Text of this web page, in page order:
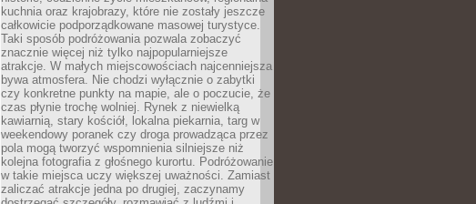
kuchnia oraz krajobrazy, które nie zostały jeszcze
całkowicie podporządkowane masowej turystyce.
Taki sposób podróżowania pozwala zobaczyć
znacznie więcej niż tylko najpopularniejsze
atrakcje. W małych miejscowościach najcenniejsza
bywa atmosfera. Nie chodzi wyłącznie o zabytki
czy konkretne punkty na mapie, ale o poczucie, że
czas płynie trochę wolniej. Rynek z niewielką
kawiarnią, stary kościół, lokalna piekarnia, targ w
weekendowy poranek czy droga prowadząca przez
pola mogą tworzyć wspomnienia silniejsze niż
kolejna fotografia z głośnego kurortu. Podróżowanie
w takie miejsca uczy większej uważności. Zamiast
zaliczać atrakcje jedna po drugiej, zaczynamy